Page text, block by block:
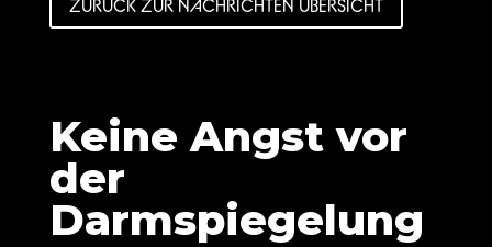
ZURÜCK ZUR NACHRICHTEN ÜBERSICHT
Keine Angst vor
der
Darmspiegelung